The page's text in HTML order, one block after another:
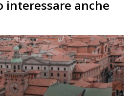
interessare anche